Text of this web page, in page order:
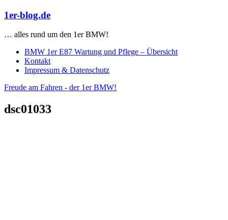
Zum
springen
1er-blog.de
… alles rund um den 1er BMW!
BMW 1er E87 Wartung und Pflege – Übersicht
Kontakt
Impressum & Datenschutz
Freude am Fahren - der 1er BMW!
dsc01033